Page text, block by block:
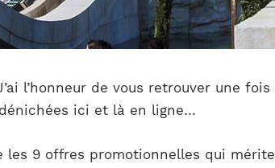
l’honneur de vous retrouver une
ici et là en ligne…
les 9 offres promotionnelles qui